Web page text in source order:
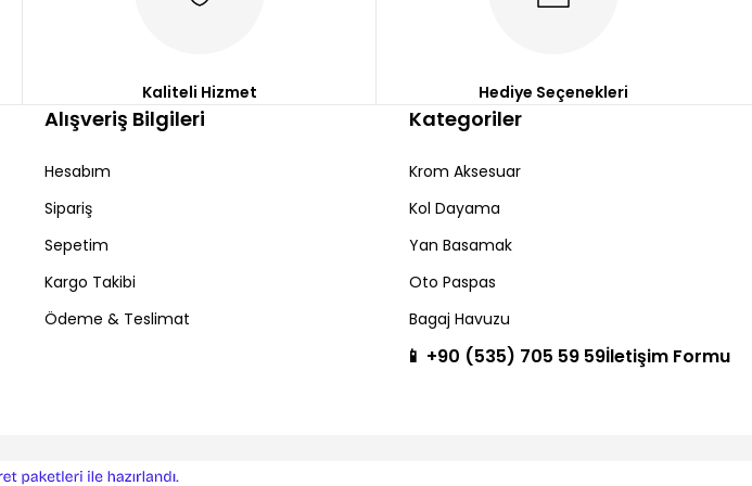
Kaliteli Hizmet Hediye Seçenekleri
Alışveriş Bilgileri
Hesabım
Sipariş
Sepetim
Kargo Takibi
Ödeme & Teslimat
Kategoriler
Krom Aksesuar
Kol Dayama
Yan Basamak
Oto Paspas
Bagaj Havuzu
📱 +90 (535) 705 59 59İletişim Formu
e-